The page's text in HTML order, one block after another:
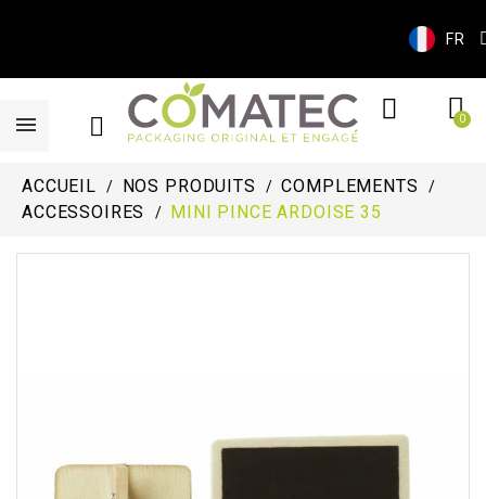
FR
ACCUEIL NOS PRODUITS
COMPLEMENTS
ACCESSOIRES
MINI PINCE ARDOISE 35